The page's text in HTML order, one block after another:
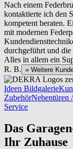
Nach einem
kontaktierte ich den
kompetent beraten.
mit modernen
durchgeführt und
Alles in allem ein
R. B. » Weitere
Ideen Bildgalerie
ZubehörNebentüren
Service
Das
Ihr Zuhause